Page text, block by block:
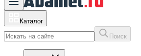
Каталог
Поиск